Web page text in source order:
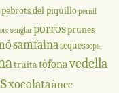
pebrots del piquillopernil
senglarporrosprunes
samfainasequessopa
truitatòfonavedella
xocolataànec